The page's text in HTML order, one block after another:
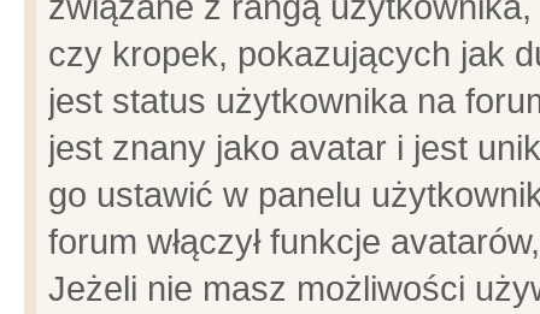
czy kropek, pokazujących jak
jest status użytkownika na
jest znany jako avatar i jest
go ustawić w panelu
forum włączył funkcje
Jeżeli nie masz możliwości